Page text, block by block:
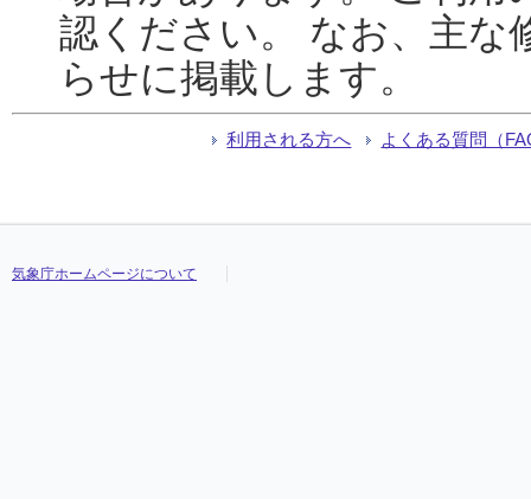
認ください。 なお、主な
らせに掲載します。
利用される方へ よくある質問（
気象庁ホームページについて